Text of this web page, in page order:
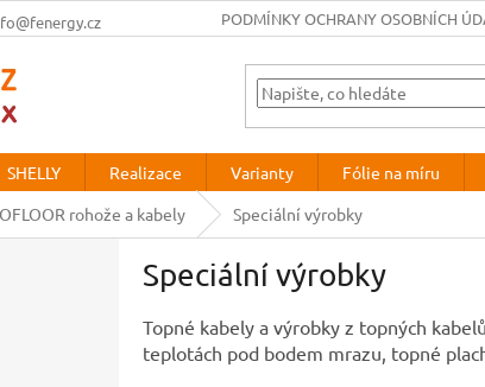
PODMÍNKY OCHRANY OSOBNÍCH
SHELLY Realizace Varianty Fólie na míru
rohože a kabely Speciální výrobky
Speciální výrobky
Topné kabely a výrobky z topných
teplotách pod bodem mrazu, topné